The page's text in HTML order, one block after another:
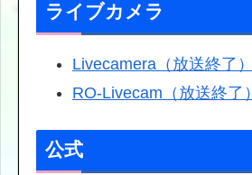
ライブカメラ
Livecamera（放送終了）
RO-Livecam（放送終了）
公式